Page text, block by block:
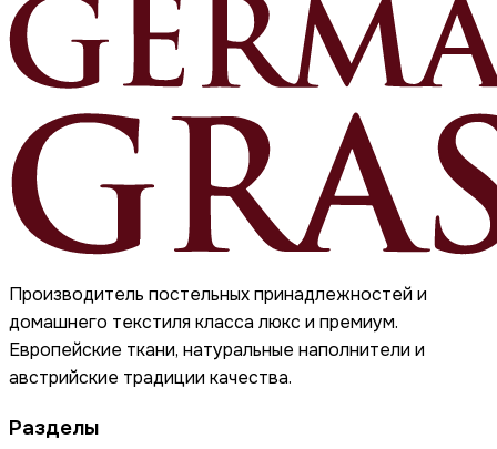
Производитель постельных принадлежностей и
домашнего текстиля класса люкс и премиум.
Европейские ткани, натуральные наполнители и
австрийские традиции качества.
Разделы